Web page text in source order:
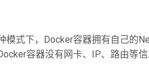
模式下，Docker容器拥有自己的
容器没有网卡、IP、路由等